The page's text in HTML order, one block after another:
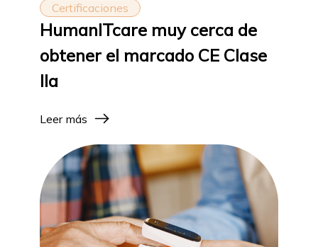
Certificaciones
HumanITcare muy cerca de
obtener el marcado CE Clase
IIa
Leer más